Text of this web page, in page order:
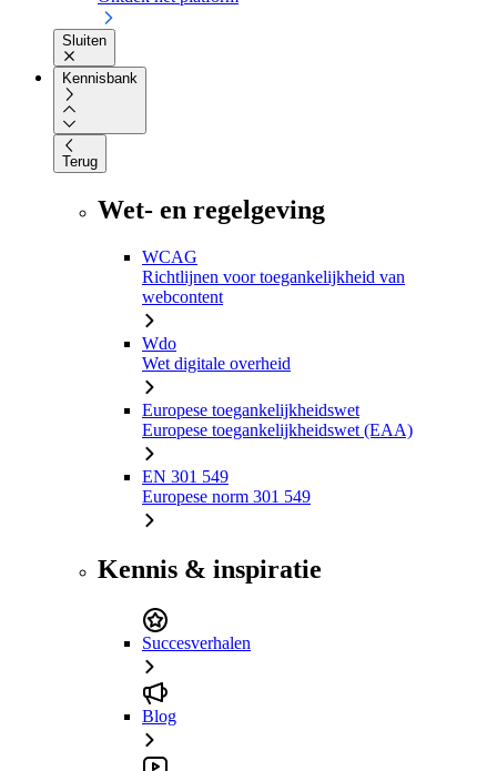
Sluiten
Kennisbank
Terug
Wet- en regelgeving
WCAG
Richtlijnen voor toegankelijkheid van
webcontent
Wdo
Wet digitale overheid
Europese toegankelijkheidswet
Europese toegankelijkheidswet (EAA)
EN 301 549
Europese norm 301 549
Kennis & inspiratie
Succesverhalen
Blog